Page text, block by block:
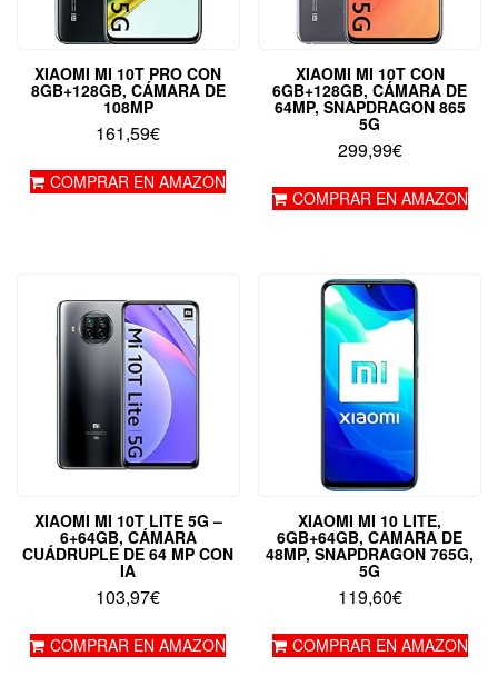
XIAOMI MI 10T PRO CON
8GB+128GB, CÁMARA DE
108MP
161,59€
COMPRAR EN AMAZON
XIAOMI MI 10T CON
6GB+128GB, CÁMARA DE
64MP, SNAPDRAGON 865
5G
299,99€
COMPRAR EN AMAZON
XIAOMI MI 10T LITE 5G –
6+64GB, CÁMARA
CUÁDRUPLE DE 64 MP CON
IA
103,97€
COMPRAR EN AMAZON
XIAOMI MI 10 LITE,
6GB+64GB, CAMARA DE
48MP, SNAPDRAGON 765G,
5G
119,60€
COMPRAR EN AMAZON